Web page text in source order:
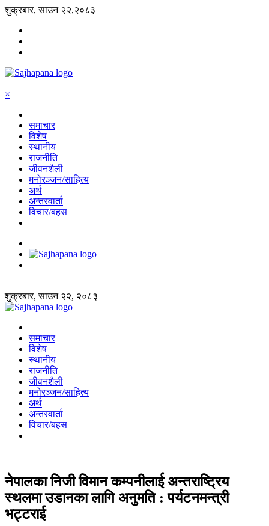
शुक्रबार, साउन २२,२०८३
×
समाचार
विशेष
स्थानीय
राजनीति
जीवनशैली
मनोरञ्जन/साहित्य
अर्थ
अन्तरवार्ता
विचार/बहस
शुक्रबार, साउन २२, २०८३
समाचार
विशेष
स्थानीय
राजनीति
जीवनशैली
मनोरञ्जन/साहित्य
अर्थ
अन्तरवार्ता
विचार/बहस
नेपालका निजी विमान कम्पनीलाई अन्तराष्ट्रिय
स्थलमा उडानका लागि अनुमति : पर्यटनमन्त्री
भट्टराई